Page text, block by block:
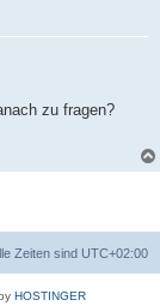
zu fragen?
Zeiten sind UTC+02:00
HOSTINGER